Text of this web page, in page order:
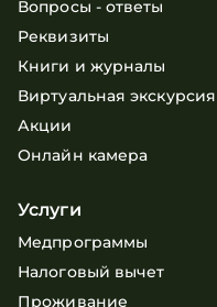
Вопросы - ответы
Реквизиты
Книги и журналы
Виртуальная экскурсия
Акции
Онлайн камера
Услуги
Медпрограммы
Налоговый вычет
Проживание